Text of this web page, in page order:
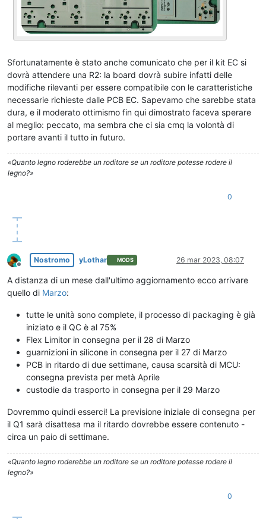
Sfortunatamente è stato anche comunicato che per il kit EC si
dovrà attendere una R2: la board dovrà subire infatti delle
modifiche rilevanti per essere compatibile con le caratteristiche
necessarie richieste dalle PCB EC. Sapevamo che sarebbe stata
dura, e il moderato ottimismo fin qui dimostrato faceva sperare
al meglio: peccato, ma sembra che ci sia cmq la volontà di
portare avanti il tutto in futuro.
«Quanto legno roderebbe un roditore se un roditore potesse rodere il
legno?»
0
Non in linea
Nostromo yLothar MODS 26 mar 2023, 08:07
A distanza di un mese dall'ultimo aggiornamento ecco arrivare
quello di Marzo:
tutte le unità sono complete, il processo di packaging è già
iniziato e il QC è al 75%
Flex Limitor in consegna per il 28 di Marzo
guarnizioni in silicone in consegna per il 27 di Marzo
PCB in ritardo di due settimane, causa scarsità di MCU:
consegna prevista per metà Aprile
custodie da trasporto in consegna per il 29 Marzo
Dovremmo quindi esserci! La previsione iniziale di consegna per
il Q1 sarà disattesa ma il ritardo dovrebbe essere contenuto -
circa un paio di settimane.
«Quanto legno roderebbe un roditore se un roditore potesse rodere il
legno?»
0